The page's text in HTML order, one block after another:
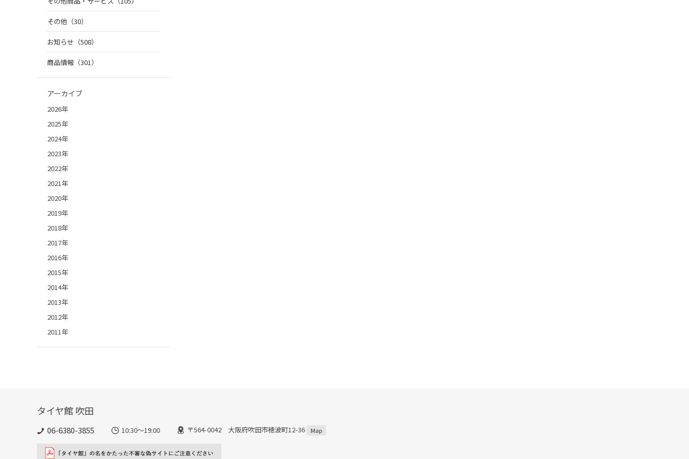
その他（30）
お知らせ（508）
商品情報（301）
アーカイブ
2026年
2025年
2024年
2023年
2022年
2021年
2020年
2019年
2018年
2017年
2016年
2015年
2014年
2013年
2012年
2011年
タイヤ館 吹田
06-6380-3855 10:30～19:00 〒564-0042 大阪府吹田市穂波町12-36 Map